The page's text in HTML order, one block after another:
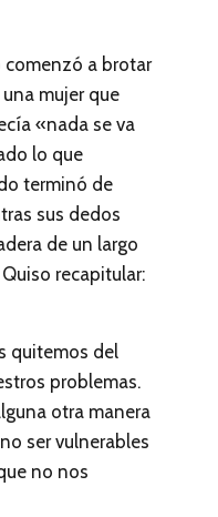
comenzó a brotar
mujer que
«nada se va
lo que
terminó de
sus dedos
de un largo
recapitular:
quitemos del
problemas.
otra manera
ser vulnerables
no nos